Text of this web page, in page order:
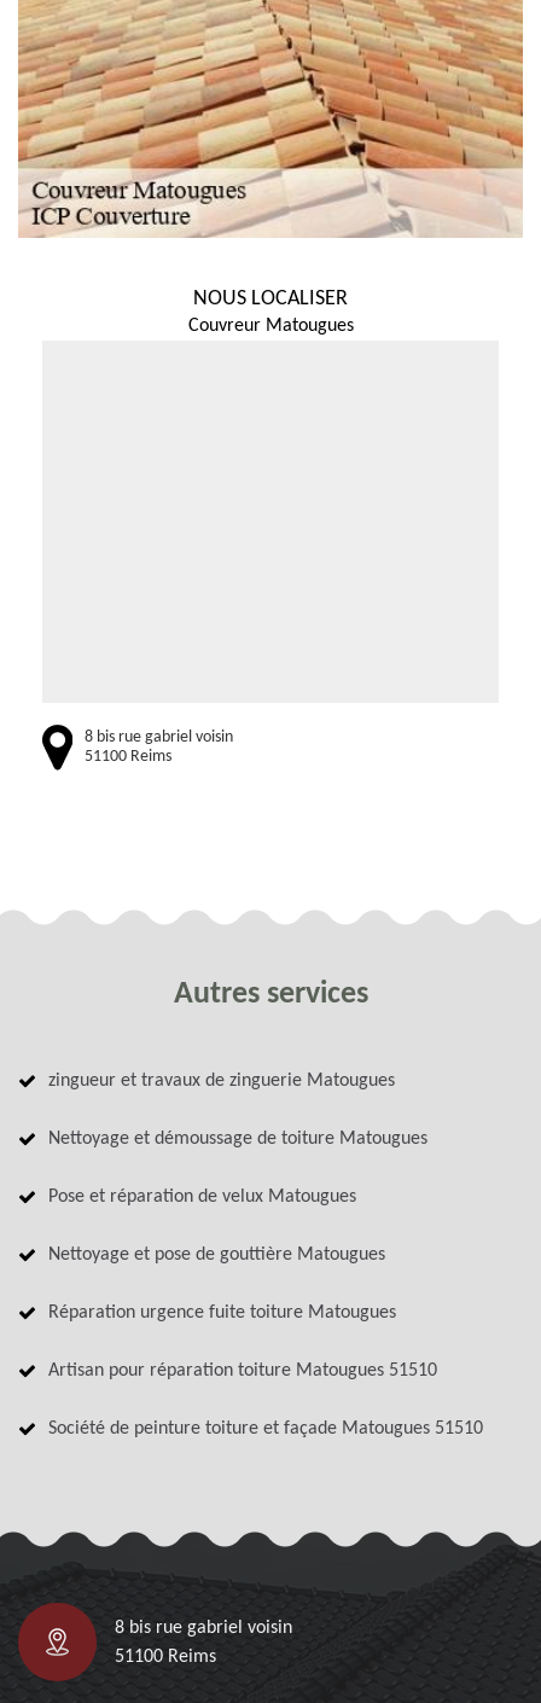
NOUS LOCALISER
Couvreur Matougues
8 bis rue gabriel voisin
51100 Reims
Autres services
zingueur et travaux de zinguerie Matougues
Nettoyage et démoussage de toiture Matougues
Pose et réparation de velux Matougues
Nettoyage et pose de gouttière Matougues
Réparation urgence fuite toiture Matougues
Artisan pour réparation toiture Matougues 51510
Société de peinture toiture et façade Matougues 51510
8 bis rue gabriel voisin
51100 Reims